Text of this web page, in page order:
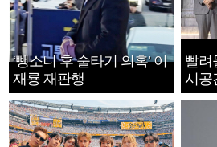
‘뺑소니 후 술타기 의혹’ 이
재룡 재판행
빨려
시공
지는